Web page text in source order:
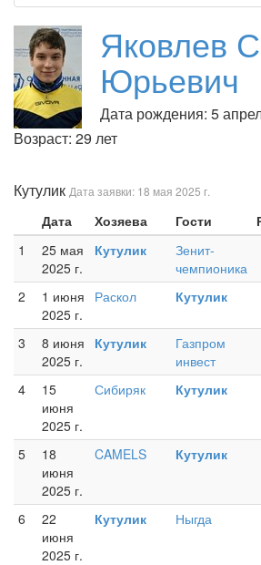
Яковлев
Юрьевич
Дата рождения: 5
Возраст: 29 лет
Кутулик Дата заявки: 18 мая 2025 г.
Дата Хозяева Гости
1
25 мая
2025 г.
Кутулик
Зенит-
чемпионика
2
1 июня
2025 г.
Раскол Кутулик
3
8 июня
2025 г.
Кутулик
Газпром
инвест
4
15
июня
2025 г.
Сибиряк Кутулик
5
18
июня
2025 г.
CAMELS Кутулик
6
22
июня
2025 г.
Кутулик Ныгда